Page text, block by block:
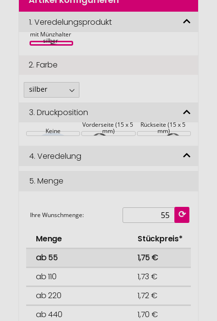
Bildgalerie
1. Veredelungsprodukt
Trolley
Schlüsselanhänger
mit Münzhalter
silber
2. Farbe
3. Druckposition
Keine
Vorderseite (15 x 5
mm)
Rückseite (15 x 5
mm)
4. Veredelung
5. Menge
Ihre Wunschmenge:
Menge
Stückpreis*
ab 55
1,75 €
ab 110
1,73 €
ab 220
1,72 €
ab 440
1,70 €